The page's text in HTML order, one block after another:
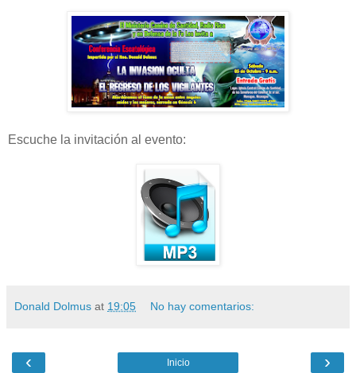
Escuche la invitación al evento:
Donald Dolmus at 19:05 No hay comentarios:
‹ ›
Inicio